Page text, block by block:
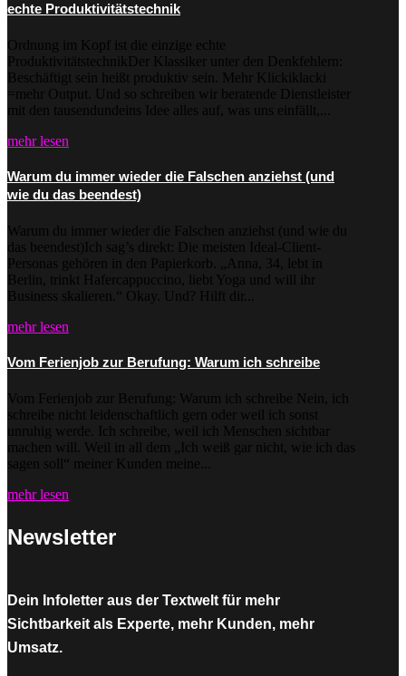
echte Produktivitätstechnik
Ordnung im Kopf ist die einzige echte
ProduktivitätstechnikDer Klassiker unter den Denkfehlern:
Beschäftigt sein heißt produktiv sein. Mehr Klickiklacki
=mehr Output. Und so schreiben wir beratende Dienstleister
mit den tausendundeins Idee alles auf, was uns einfällt,...
mehr lesen
Warum du immer wieder die Falschen anziehst (und
wie du das beendest)
Warum du immer wieder die Falschen anziehst (und wie du
das beendest)Ich sag’s direkt: Die meisten Ideal-Client-
Personas gehören in den Papierkorb. „Anna, 34, lebt in
Berlin, trinkt Hafercappuccino, liebt Yoga und will ihr
Business skalieren.“ Okay. Und? Hilft dir...
mehr lesen
Vom Ferienjob zur Berufung: Warum ich schreibe
Vom Ferienjob zur Berufung: Warum ich schreibe Nein, ich
schreibe nicht leidenschaftlich gern oder weil ich sonst
unruhig werde. Ich schreibe, weil ich Menschen sichtbar
machen will. Weil in all dem „Ich weiß gar nicht, wie ich das
sagen soll“ meiner Kunden meine...
mehr lesen
Newsletter
Dein Infoletter aus der Textwelt für mehr
Sichtbarkeit als Experte, mehr Kunden, mehr
Umsatz.